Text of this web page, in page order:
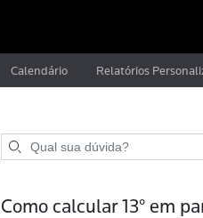
Calendário Relatórios
Como calcular 13° em